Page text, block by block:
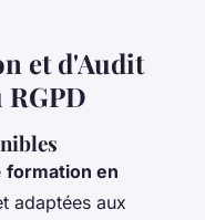
et d'Audit
formation en
adaptées aux